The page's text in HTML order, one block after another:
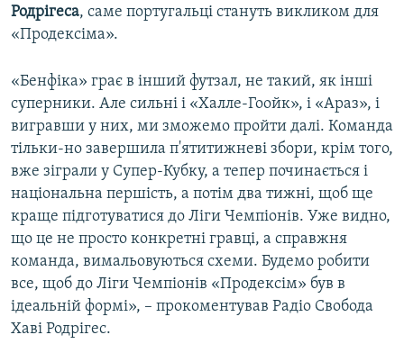
Родрігеса, саме португальці стануть викликом для
«Продексіма».
«Бенфіка» грає в інший футзал, не такий, як інші
суперники. Але сильні і «Халле-Гоойк», і «Араз», і
вигравши у них, ми зможемо пройти далі. Команда
тільки-но завершила п'ятитижневі збори, крім того,
вже зіграли у Супер-Кубку, а тепер починається і
національна першість, а потім два тижні, щоб ще
краще підготуватися до Ліги Чемпіонів. Уже видно,
що це не просто конкретні гравці, а справжня
команда, вимальовуються схеми. Будемо робити
все, щоб до Ліги Чемпіонів «Продексім» був в
ідеальній формі», – прокоментував Радіо Свобода
Хаві Родрігес.